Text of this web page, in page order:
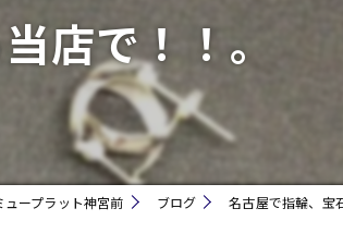
宝石
貴金属
指輪
店で！！。
ープラット神宮前 ブログ 名古屋で指輪、宝